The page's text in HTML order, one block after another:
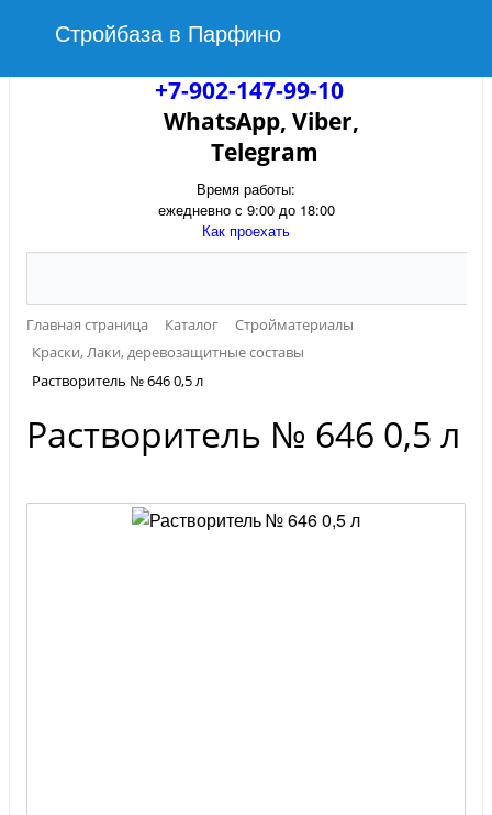
Стройбаза в Парфино
+7-902-147-99-10
WhatsApp, Viber,
Telegram
Время работы:
ежедневно с 9:00 до 18:00
Как проехать
Главная страница Каталог
Стройматериалы
Краски, Лаки, деревозащитные составы
Растворитель № 646 0,5 л
Растворитель № 646 0,5 л